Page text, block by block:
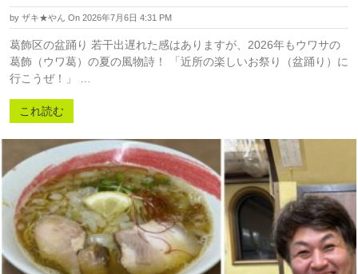
by ザキ★やん On 2026年7月6日 4:31 PM
葛飾区の盆踊り 若干出遅れた感はありますが、2026年もウワサの
葛飾（ウワ葛）の夏の風物詩！ 「近所の楽しいお祭り（盆踊り）に
行こうぜ！」 …
これ読む